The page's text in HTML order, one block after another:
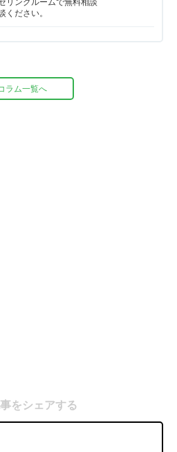
リングルームで無料相談
ください。
ラム一覧へ
をシェアする